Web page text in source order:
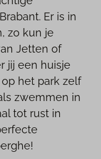
Er is in
zo kun je
Jetten of
jij een huisje
het park zelf
zwemmen in
tot rust in